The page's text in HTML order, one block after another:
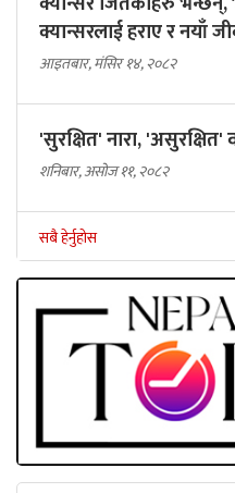
क्यान्सरलाई हराए र नयाँ
आइतबार, मंसिर १४, २०८२
'सुरक्षित' नारा, 'असुरक्षित'
शनिबार, असोज ११, २०८२
सबै हेर्नुहोस